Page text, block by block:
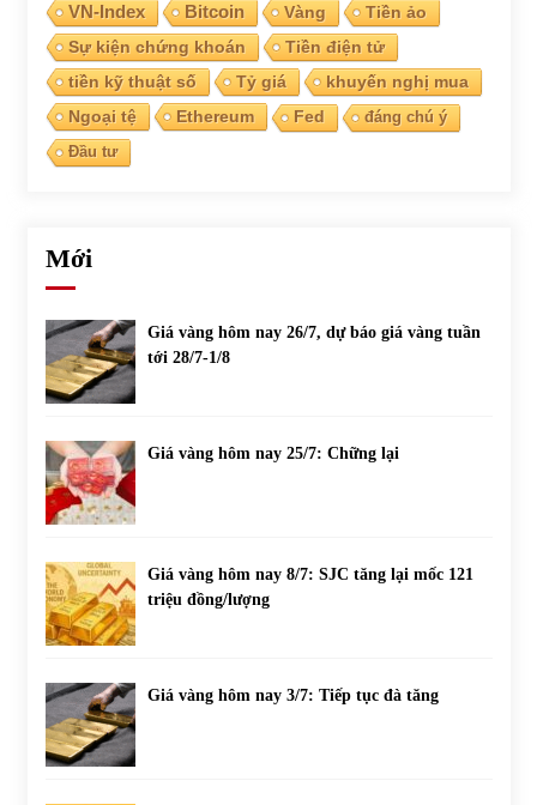
VN-Index Bitcoin Vàng
Tiền ảo
Sự kiện chứng khoán
Tiền điện tử
tiền kỹ thuật số
Tỷ giá
khuyến nghị mua
Ngoại tệ
Ethereum Fed
đáng chú ý
Đầu tư
Mới
Giá vàng hôm nay 26/7, dự báo giá vàng tuần
tới 28/7-1/8
Giá vàng hôm nay 25/7: Chững lại
Giá vàng hôm nay 8/7: SJC tăng lại mốc 121
triệu đồng/lượng
Giá vàng hôm nay 3/7: Tiếp tục đà tăng